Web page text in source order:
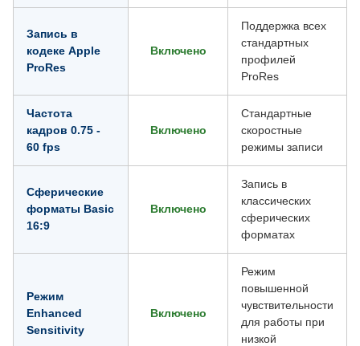
Запись в
кодеке Apple
ProRes
Включено
Поддержка всех
стандартных
профилей
ProRes
Частота
кадров 0.75 -
60 fps
Включено
Стандартные
скоростные
режимы записи
Сферические
форматы Basic
16:9
Включено
Запись в
классических
сферических
форматах
Режим
Enhanced
Sensitivity
Включено
Режим
повышенной
чувствительности
для работы при
низкой